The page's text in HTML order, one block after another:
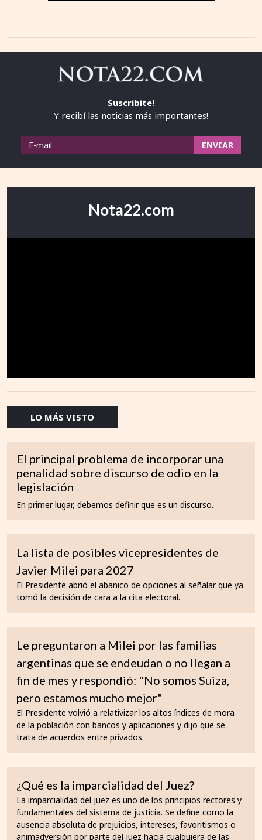
Suscribite!
Y recibí las noticias más importantes!
Nota22.com
LO MÁS VISTO
El principal problema de incorporar una
penalidad sobre discurso de odio en la
legislación
En primer lugar, debemos definir que es un discurso.
La lista de posibles vicepresidentes de
Javier Milei para 2027
El Presidente abrió el abanico de opciones al señalar que ya
tomó la decisión de cara a la cita electoral.
Le preguntaron a Milei por las familias
argentinas que se endeudan o no llegan a
fin de mes y respondió: "No somos Suiza,
pero estamos mucho mejor"
El Presidente volvió a relativizar los altos índices de mora
de la población con bancos y aplicaciones y dijo que se
trata de acuerdos entre privados.
¿Qué es la imparcialidad del Juez?
La imparcialidad del juez es uno de los principios rectores y
fundamentales del sistema de justicia. Se define como la
ausencia absoluta de prejuicios, intereses, favoritismos o
animadversión por parte del juez hacia cualquiera de las